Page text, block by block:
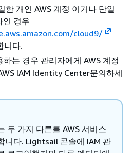
한 개인 AWS 계정 이거나 단일
인 경우
cloud9/
니다.
는 경우 관리자에게 AWS 계정
IAM Identity Center문의하세
두 가지 다른를 AWS 서비스
니다. Lightsail 콘솔에 IAM 관